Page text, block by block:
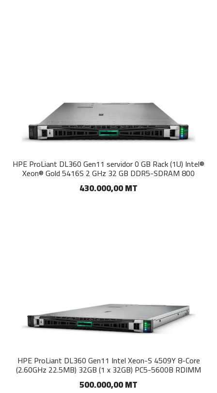
HPE ProLiant DL360 Gen11 servidor 0 GB Rack (1U) Intel®
Xeon® Gold 5416S 2 GHz 32 GB DDR5-SDRAM 800
430.000,00 MT
HPE ProLiant DL360 Gen11 Intel Xeon-S 4509Y 8-Core
(2.60GHz 22.5MB) 32GB (1 x 32GB) PC5-5600B RDIMM
500.000,00 MT